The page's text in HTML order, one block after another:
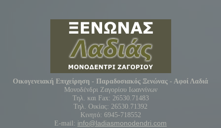
Οικογενειακή Επιχείρηση - Παραδοσιακός Ξενώνας - Αφοί Λαδιά
Μονοδένδρι Ζαγορίου Ιωαννίνων
Τηλ. και Fax: 26530.71483
Τηλ. Οικίας: 26530.71392
Κινητό: 6945-718552
E-mail: info@ladiasmonodendri.com